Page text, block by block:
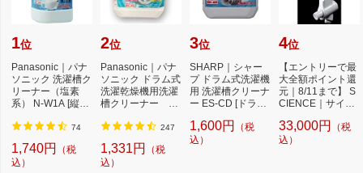
1位
Panasonic｜パナ
ソニック 洗濯槽ク
リーナー（塩素
系） N-W1A [縦型
系...
74
1,740円
（税
込）
2位
Panasonic｜パナ
ソニック ドラム式
洗濯乾燥機用洗濯
槽クリーナー N-
濯...
247
1,331円
（税
込）
3位
SHARP｜シャー
プ ドラム式洗濯機
用 洗濯槽クリーナ
ー ES-CD [ドラム
1,600円
（税
込）
4位
【エントリーで最
大全額ポイント還
元｜8/11まで】 S
CIENCE｜サイエ
ッ...
33,000円
（税
込）